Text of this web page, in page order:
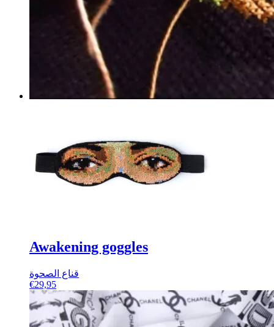
Awakening goggles
قناع الصحوة
€29,95